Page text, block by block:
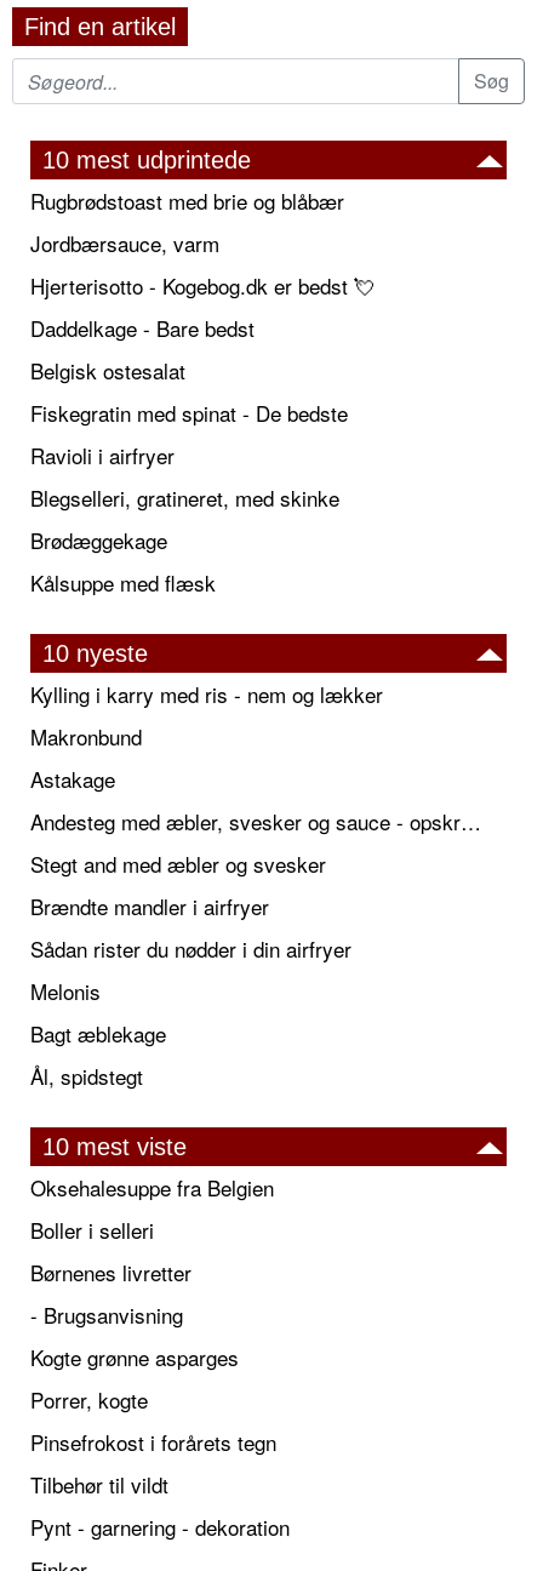
Find en artikel
10 mest udprintede
Rugbrødstoast med brie og blåbær
Jordbærsauce, varm
Hjerterisotto - Kogebog.dk er bedst 💘
Daddelkage - Bare bedst
Belgisk ostesalat
Fiskegratin med spinat - De bedste
Ravioli i airfryer
Blegselleri, gratineret, med skinke
Brødæggekage
Kålsuppe med flæsk
10 nyeste
Kylling i karry med ris - nem og lækker
Makronbund
Astakage
Andesteg med æbler, svesker og sauce - opskrift også til jul
Stegt and med æbler og svesker
Brændte mandler i airfryer
Sådan rister du nødder i din airfryer
Melonis
Bagt æblekage
Ål, spidstegt
10 mest viste
Oksehalesuppe fra Belgien
Boller i selleri
Børnenes livretter
- Brugsanvisning
Kogte grønne asparges
Porrer, kogte
Pinsefrokost i forårets tegn
Tilbehør til vildt
Pynt - garnering - dekoration